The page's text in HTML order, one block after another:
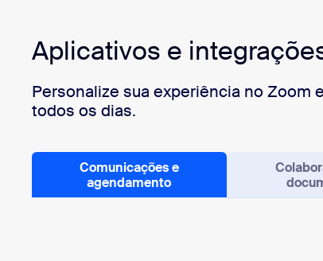
Aplicativos e
Personalize sua experiência no Zoom
todos os dias.
Comunicações e
agendamento